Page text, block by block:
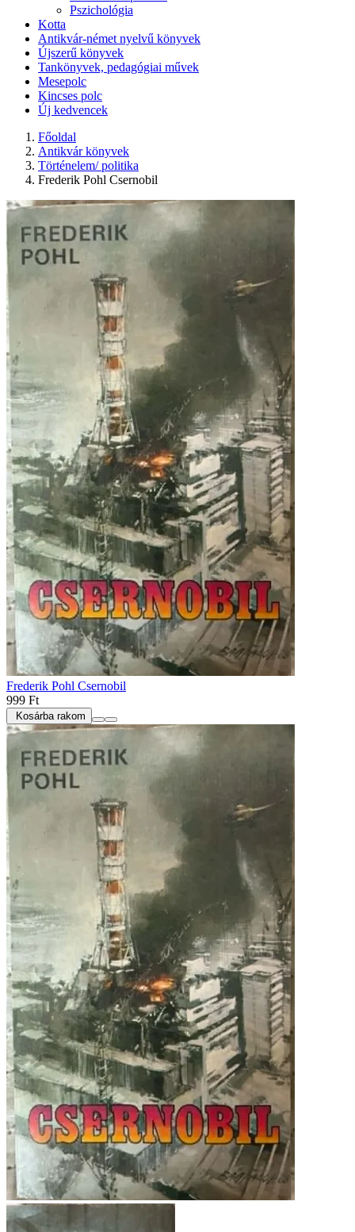
Pszichológia
Kotta
Antikvár-német nyelvű könyvek
Újszerű könyvek
Tankönyvek, pedagógiai művek
Mesepolc
Kincses polc
Új kedvencek
Főoldal
Antikvár könyvek
Történelem/ politika
Frederik Pohl Csernobil
Frederik Pohl Csernobil
999 Ft
Kosárba rakom